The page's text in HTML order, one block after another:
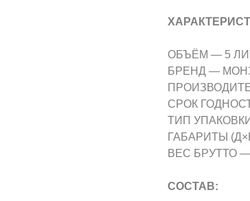
ОБЪЁМ — 5
БРЕНД —
СРОК
ТИП
ГАБАРИТЫ
ВЕС БРУТТО —
СОСТАВ: